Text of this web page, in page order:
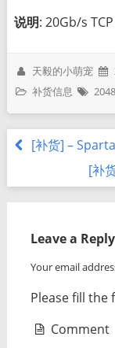
说明: 20Gb/s
天毅的小萌宠
补货信息
[补货] –
[补
Leave a Reply
Your email
Please fill the
Comment